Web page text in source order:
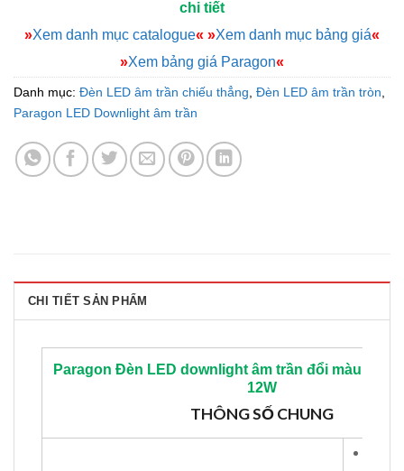
chi tiết
»Xem danh mục catalogue« »Xem danh mục bảng giá«
»Xem bảng giá Paragon«
Danh mục: Đèn LED âm trần chiếu thẳng, Đèn LED âm trần tròn,
Paragon LED Downlight âm trần
CHI TIẾT SẢN PHẨM
Paragon Đèn LED downlight âm trần đổi màu
12W
THÔNG SỐ CHUNG